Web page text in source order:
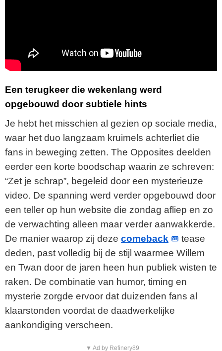
Een terugkeer die wekenlang werd
opgebouwd door subtiele hints
Je hebt het misschien al gezien op sociale media,
waar het duo langzaam kruimels achterliet die
fans in beweging zetten. The Opposites deelden
eerder een korte boodschap waarin ze schreven:
“Zet je schrap”, begeleid door een mysterieuze
video. De spanning werd verder opgebouwd door
een teller op hun website die zondag afliep en zo
de verwachting alleen maar verder aanwakkerde.
De manier waarop zij deze comeback
tease
deden, past volledig bij de stijl waarmee Willem
en Twan door de jaren heen hun publiek wisten te
raken. De combinatie van humor, timing en
mysterie zorgde ervoor dat duizenden fans al
klaarstonden voordat de daadwerkelijke
aankondiging verscheen.
▼ Ad by Refinery89